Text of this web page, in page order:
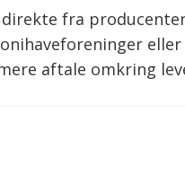
direkte fra
aftale omkring